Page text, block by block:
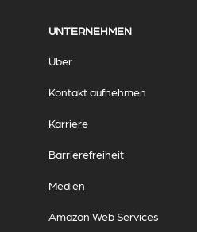
UNTERNEHMEN
Über
Kontakt aufnehmen
Karriere
Barrierefreiheit
Medien
Amazon Web Services